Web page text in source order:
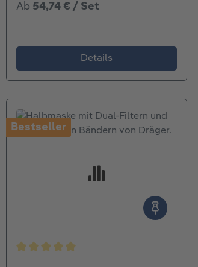
Ab 54,74 € / Set
Details
Bestseller